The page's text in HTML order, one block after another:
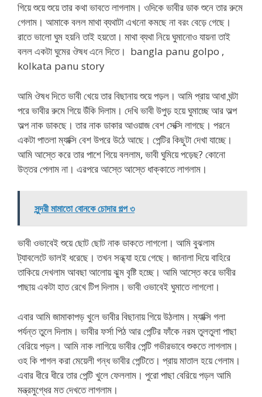
গিয়ে শুয়ে শুয়ে তার কথা ভাবতে লাগলাম। ওদিকে ভাবীর ডাক শুনে তার রুমে
গেলাম। আমাকে বলল মাথা ব্যথাটা এখনো কমছে না বরং বেড়ে গেছে।
রাতে ভালো ঘুম হয়নি তাই হয়তো। মাথা ব্যথা নিয়ে ঘুমানোও যায়না তাই
বলল একটা ঘুমের ঔষধ এনে দিতে। bangla panu golpo ,
kolkata panu story
আমি ঔষধ দিতে ভাবী খেয়ে তার বিছানায় শুয়ে পড়ল। আমি প্রায় আধা ঘন্টা
পরে ভাবীর রুমে গিয়ে উঁকি দিলাম। দেখি ভাবী উপুড় হয়ে ঘুমাচ্ছে আর অল্প
অল্প নাক ডাকছে। তার নাক ডাকার আওয়াজ বেশ সেক্সি লাগছে। পরনে
একটা পাতলা ম্যাক্সি বেশ উপরে উঠে আছে। পেন্টির কিছুটা দেখা যাচ্ছে।
আমি আস্তে করে তার পাশে গিয়ে বললাম, ভাবী ঘুমিয়ে পড়েছ? কোনো
উত্তর পেলাম না। এরপরে আস্তে আস্তে ধাক্কাতে লাগলাম।
সুন্দরী মামাতো বোনকে চোদার গল্প ৩
ভাবী ওভাবেই শুয়ে ছোট ছোট নাক ডাকতে লাগলো। আমি বুঝলাম
ট্যাবলেটে ভালই ধরেছে। তখন সন্ধ্যা হয়ে গেছে। জানালা দিয়ে বাহিরে
তাকিয়ে দেখলাম আবছা আলোয় ঝুম বৃষ্টি হচ্ছে। আমি আস্তে করে ভাবীর
পাছায় একটা হাত রেখে টিপ দিলাম। ভাবী ওভাবেই ঘুমাতে লাগলো।
এবার আমি জামাকাপড় খুলে ভাবীর বিছানায় গিয়ে উঠলাম। ম্যাক্সি গলা
পর্যন্ত তুলে দিলাম। ভাবীর ফর্সা পিঠ আর পেন্টির ফাঁকে নরম তুলতুলা পাছা
বেরিয়ে পড়ল। আমি নাক লাগিয়ে ভাবীর পেন্টি গভীরভাবে শুকতে লাগলাম।
ওহ কি পাগল করা মেয়েলী গন্ধ ভাবীর পেন্টিতে। প্রায় মাতাল হয়ে গেলাম।
এবার ধীরে ধীরে তার পেন্টি খুলে ফেললাম। পুরো পাছা বেরিয়ে পড়ল আমি
মন্ত্রমুগ্ধের মত দেখতে লাগলাম।